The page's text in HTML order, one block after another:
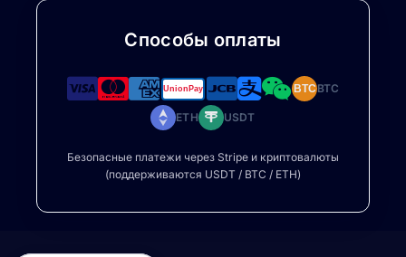
Способы оплаты
BTCBTC
ETH USDT
Безопасные платежи через Stripe и криптовалюты
(поддерживаются USDT / BTC / ETH)